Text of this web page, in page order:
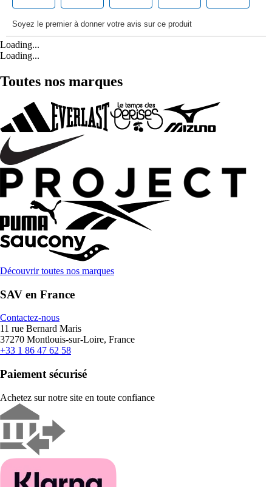
Loading...
Loading...
Toutes nos marques
Découvrir toutes nos marques
SAV en France
Contactez-nous
11 rue Bernard Maris
37270 Montlouis-sur-Loire, France
+33 1 86 47 62 58
Paiement sécurisé
Achetez sur notre site en toute confiance